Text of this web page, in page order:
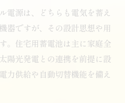
電源は、どちらも電気を蓄え
器ですが、その設計思想や用
。住宅用蓄電池は主に家庭全
陽光発電との連携を前提に設
力供給や自動切替機能を備え